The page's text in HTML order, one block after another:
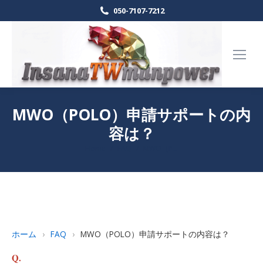
050-7107-7212
MWO（POLO）申請サポートの内
容は？
ホーム › FAQ › MWO（POLO）申請サポートの内容は？
Q.